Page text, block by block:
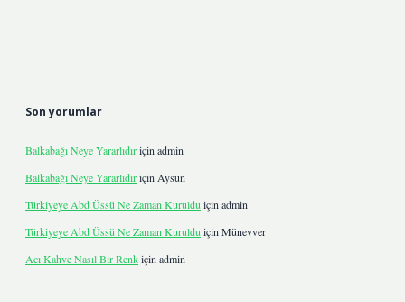
Son yorumlar
Balkabağı Neye Yararlıdıriçin admin
Balkabağı Neye Yararlıdıriçin Aysun
Türkiyeye Abd Üssü Ne Zaman Kuruldu için admin
Türkiyeye Abd Üssü Ne Zaman Kuruldu için Münevver
Acı Kahve Nasıl Bir Renkiçin admin